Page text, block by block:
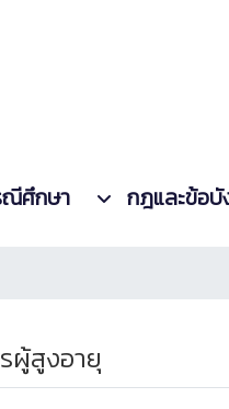
ณีศึกษา กฎและข้อบั
ผู้สูงอายุ